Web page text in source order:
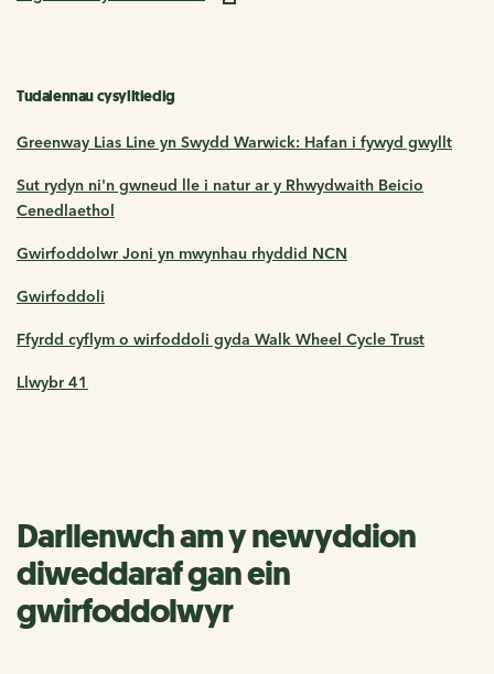
Tudalennau cysylltiedig
Greenway Lias Line yn Swydd Warwick: Hafan i fywyd gwyllt
Sut rydyn ni'n gwneud lle i natur ar y Rhwydwaith Beicio
Cenedlaethol
Gwirfoddolwr Joni yn mwynhau rhyddid NCN
Gwirfoddoli
Ffyrdd cyflym o wirfoddoli gyda Walk Wheel Cycle Trust
Llwybr 41
Darllenwch am y newyddion
diweddaraf gan ein
gwirfoddolwyr